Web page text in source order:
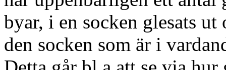
byar, i en socken glesats
den socken som är i